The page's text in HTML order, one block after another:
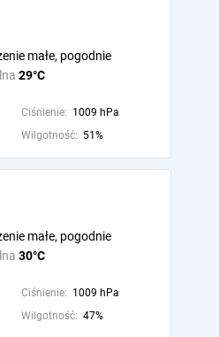
29°C
małe, pogodnie
Ciśnienie: 1009 hPa
Wilgotność: 51%
30°C
małe, pogodnie
Ciśnienie: 1009 hPa
Wilgotność: 47%